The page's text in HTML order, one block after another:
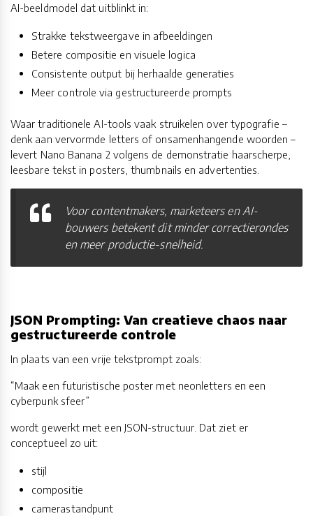
AI-beeldmodel dat uitblinkt in:
Strakke tekstweergave in afbeeldingen
Betere compositie en visuele logica
Consistente output bij herhaalde generaties
Meer controle via gestructureerde prompts
Waar traditionele AI-tools vaak struikelen over typografie –
denk aan vervormde letters of onsamenhangende woorden –
levert Nano Banana 2 volgens de demonstratie haarscherpe,
leesbare tekst in posters, thumbnails en advertenties.
Voor contentmakers, marketeers en AI-
bouwers betekent dit minder correctierondes
en meer productie-snelheid.
JSON Prompting: Van creatieve chaos naar
gestructureerde controle
In plaats van een vrije tekstprompt zoals:
“Maak een futuristische poster met neonletters en een
cyberpunk sfeer”
wordt gewerkt met een JSON-structuur. Dat ziet er
conceptueel zo uit:
stijl
compositie
camerastandpunt